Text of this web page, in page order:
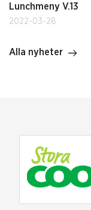
Lunchmeny V.13
2022-03-28
Alla nyheter